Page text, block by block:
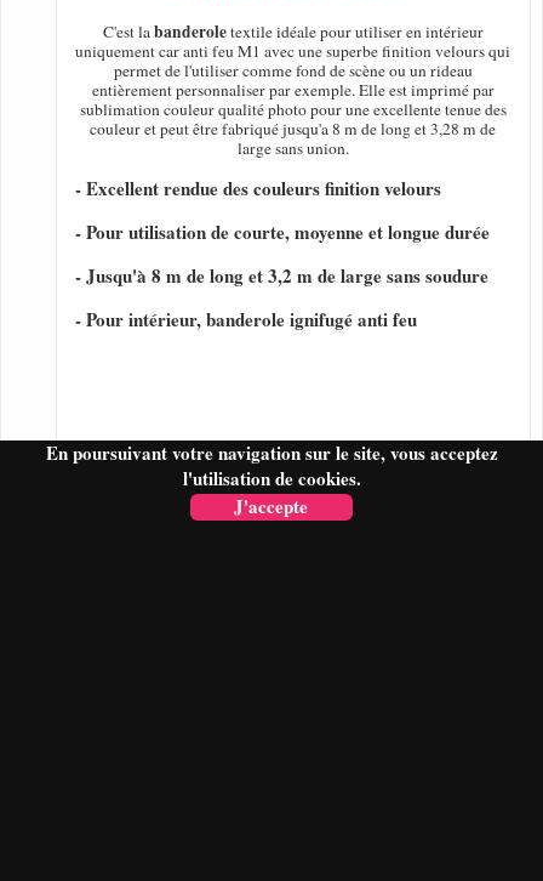
En poursuivant votre navigation sur le site, vous acceptez
l'utilisation de cookies.
J'accepte
C'est labanderoletextile idéale pour utiliser en intérieur
uniquement car anti feu M1 avec une superbe finition velours qui
permet de l'utiliser comme fond de scène ou un rideau
entièrement personnaliser par exemple. Elle est imprimé par
sublimation couleur qualité photo pour une excellente tenue des
couleur et peut être fabriqué jusqu'a 8 m de long et 3,28 m de
large sans union.
- Excellent rendue des couleurs finition velours
- Pour utilisation de courte, moyenne et longue durée
- Jusqu'à 8 m de long et 3,2 m de large sans soudure
- Pour intérieur, banderole ignifugé anti feu